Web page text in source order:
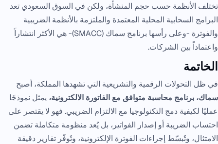
تختلف الأنظمة حسب حجم المنشأة، ولكن في السوق السعودي تعد
البرامج السحابية المحلية المعتمدة والملتزمة بالأنظمة الضريبية
والفوترة -وعلى رأسها برنامج سماك (SMACC)- هي الأكثر انتشاراً
واعتماداً بين الشركات.
الخاتمة
في ظل التحولات الرقمية والتشريعية التي تشهدها المملكة، أصبح
سماك، برنامج محاسبة متوافق مع الفاتورة الالكترونية، يمثل نموذجًا
عمليًا لكيفية دمج التكنولوجيا مع الالتزام الضريبي. فهو لا يقتصر على
احتساب الضريبة أو إصدار الفواتير، بل يُعد منظومة متكاملة تضمن
الامتثال، وتُبسّط إجراءات الفوترة الإلكترونية، وتُوفّر تقارير دقيقة